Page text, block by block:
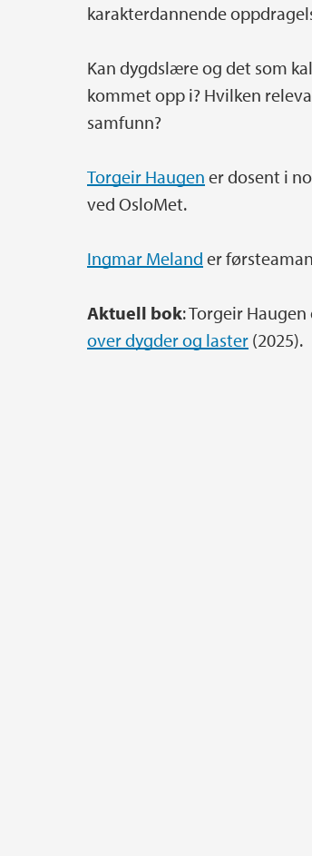
karakterdannende
Kan dygdslære og det som
kommet opp i? Hvilken
samfunn?
Torgeir Haugen er dosent i
ved OsloMet.
Ingmar Meland er
Aktuell bok: Torgeir
over dygder og laster (2025).